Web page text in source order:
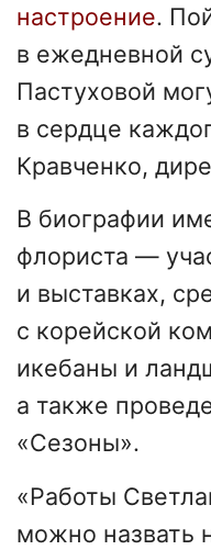
настроение.
в ежедневной
Пастуховой
в сердце
Кравченко,
В биографии
флориста —
и выставках,
с корейской
икебаны и
а также
«Сезоны».
«Работы
можно назвать